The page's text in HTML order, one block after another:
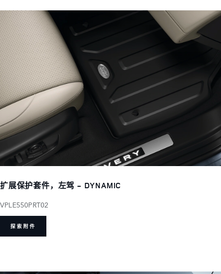
扩展保护套件，左驾 - DYNAMIC
VPLE550PRT02
探索附件